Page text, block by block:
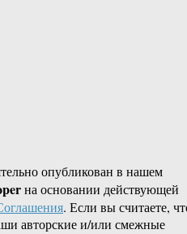
опубликован в нашем
на основании действующей
. Если вы считаете,
авторские и/или смежные